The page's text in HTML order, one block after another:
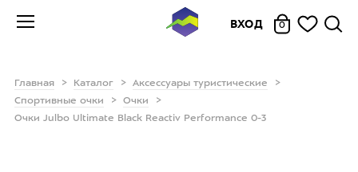
ВХОД 0
Главная Каталог
Аксессуары туристические
Спортивные очки
Очки
Очки Julbo Ultimate Black Reactiv Performance 0-3